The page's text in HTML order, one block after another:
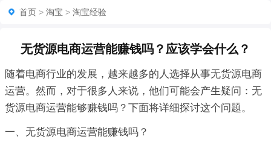
首页 > 淘宝 > 淘宝经验
无货源电商运营能赚钱吗？应该学会什么？
随着电商行业的发展，越来越多的人选择从事无货源电商
运营。然而，对于很多人来说，他们可能会产生疑问：无
货源电商运营能够赚钱吗？下面将详细探讨这个问题。
一、无货源电商运营能赚钱吗？